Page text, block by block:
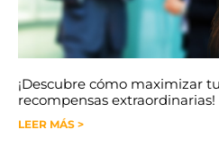
¡Descubre cómo maximizar
recompensas extraordinarias!
LEER MÁS >